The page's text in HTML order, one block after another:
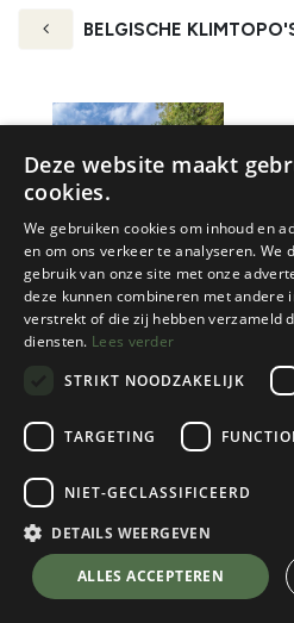
BELGISCHE
Nieuw!
Edizioni Versante Sud
TRENTINO BOULDERING
1 color(s) available
€49,95
1
Deze website maakt
cookies.
We gebruiken cookies om inhoud en
en om ons verkeer te analyseren. We
gebruik van onze site met onze
deze kunnen combineren met andere
verstrekt of die zij hebben verzameld
diensten. Lees verder
STRIKT NOODZAKELIJK
TARGETING
NIET-GECLASSIFICEERD
DETAILS WEERGEVEN
ALLES ACCEPTEREN